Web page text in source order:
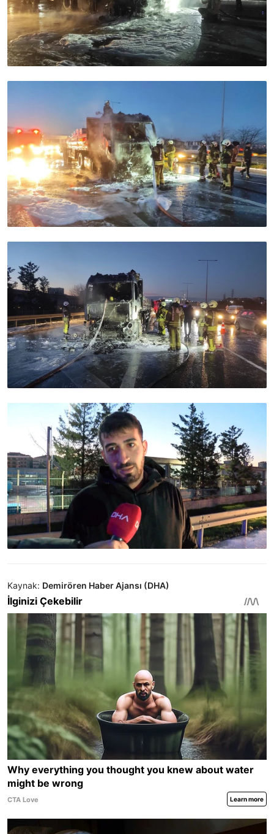
Kaynak: Demirören Haber Ajansı (DHA)